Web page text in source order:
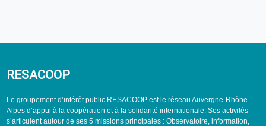
RESACOOP
Le groupement d’intérêt public RESACOOP est le réseau Auvergne-Rhône-
Alpes d’appui à la coopération et à la solidarité internationale. Ses activités
s’articulent autour de ses 5 missions principales : Observatoire, information,